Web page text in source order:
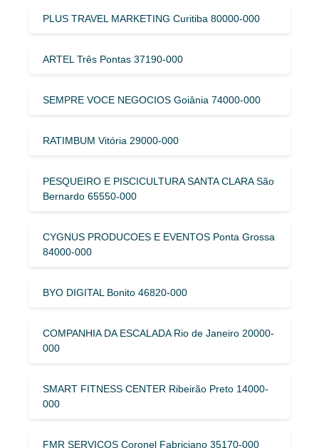
PLUS TRAVEL MARKETING Curitiba 80000-000
ARTEL Três Pontas 37190-000
SEMPRE VOCE NEGOCIOS Goiânia 74000-000
RATIMBUM Vitória 29000-000
PESQUEIRO E PISCICULTURA SANTA CLARA São
Bernardo 65550-000
CYGNUS PRODUCOES E EVENTOS Ponta Grossa
84000-000
BYO DIGITAL Bonito 46820-000
COMPANHIA DA ESCALADA Rio de Janeiro 20000-
000
SMART FITNESS CENTER Ribeirão Preto 14000-
000
FMR SERVICOS Coronel Fabriciano 35170-000